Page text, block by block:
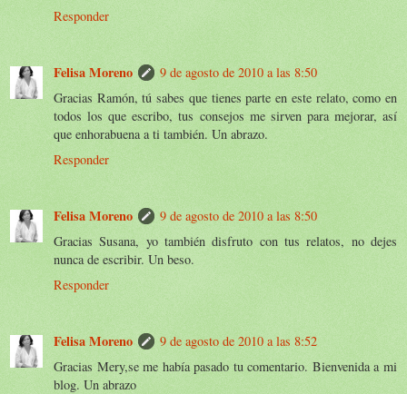
Responder
Felisa Moreno
9 de agosto de 2010 a las 8:50
Gracias Ramón, tú sabes que tienes parte en este relato, como en
todos los que escribo, tus consejos me sirven para mejorar, así
que enhorabuena a ti también. Un abrazo.
Responder
Felisa Moreno
9 de agosto de 2010 a las 8:50
Gracias Susana, yo también disfruto con tus relatos, no dejes
nunca de escribir. Un beso.
Responder
Felisa Moreno
9 de agosto de 2010 a las 8:52
Gracias Mery,se me había pasado tu comentario. Bienvenida a mi
blog. Un abrazo